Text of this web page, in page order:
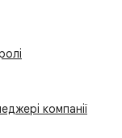
компанії